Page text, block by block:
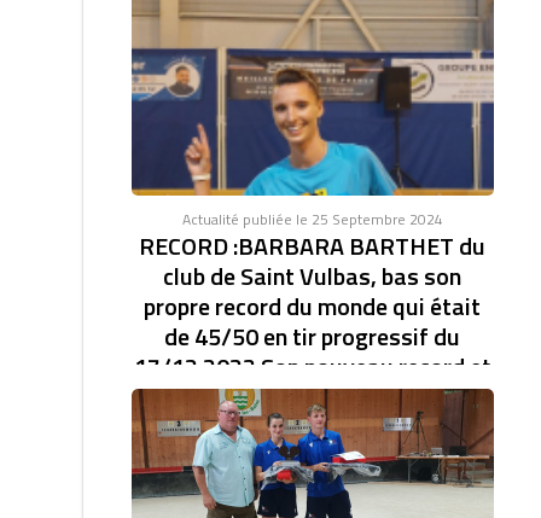
Actualité publiée le 25 Septembre 2024
RECORD :BARBARA BARTHET du
club de Saint Vulbas, bas son
propre record du monde qui était
de 45/50 en tir progressif du
17/12 2023 Son nouveau record et
de 46/47.établi à la coupe d'Europe
des clubs féminin.
RECORD DU MONDE EN TIR PROGRESSIF AVEC
46/47. BARBARA BARTHET du club de Saint Vulbas,
bas son...